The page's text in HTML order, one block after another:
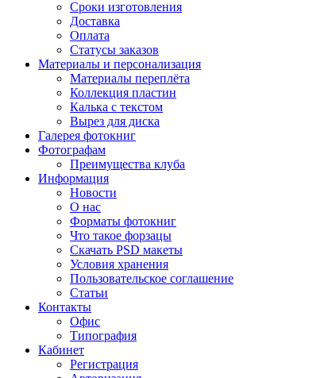
Сроки изготовления
Доставка
Оплата
Статусы заказов
Материалы и персонализация
Материалы переплёта
Коллекция пластин
Калька с текстом
Вырез для диска
Галерея фотокниг
Фотографам
Преимущества клуба
Информация
Новости
О нас
Форматы фотокниг
Что такое форзацы
Скачать PSD макеты
Условия хранения
Пользовательское соглашение
Статьи
Контакты
Офис
Типография
Кабинет
Регистрация